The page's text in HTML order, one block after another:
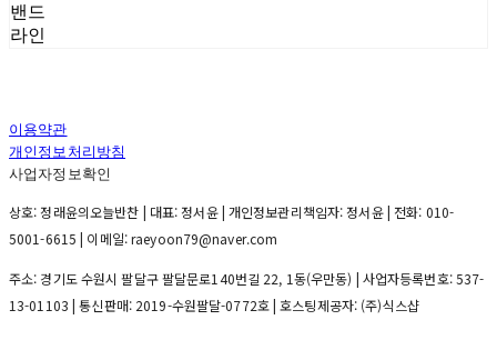
밴드
라인
이용약관
개인정보처리방침
사업자정보확인
상호: 정래윤의오늘반찬 | 대표: 정서윤 | 개인정보관리책임자: 정서윤 | 전화: 010-
5001-6615 | 이메일: raeyoon79@naver.com
주소: 경기도 수원시 팔달구 팔달문로140번길 22, 1동(우만동) | 사업자등록번호:537-
13-01103 | 통신판매: 2019-수원팔달-0772호| 호스팅제공자: (주)식스샵